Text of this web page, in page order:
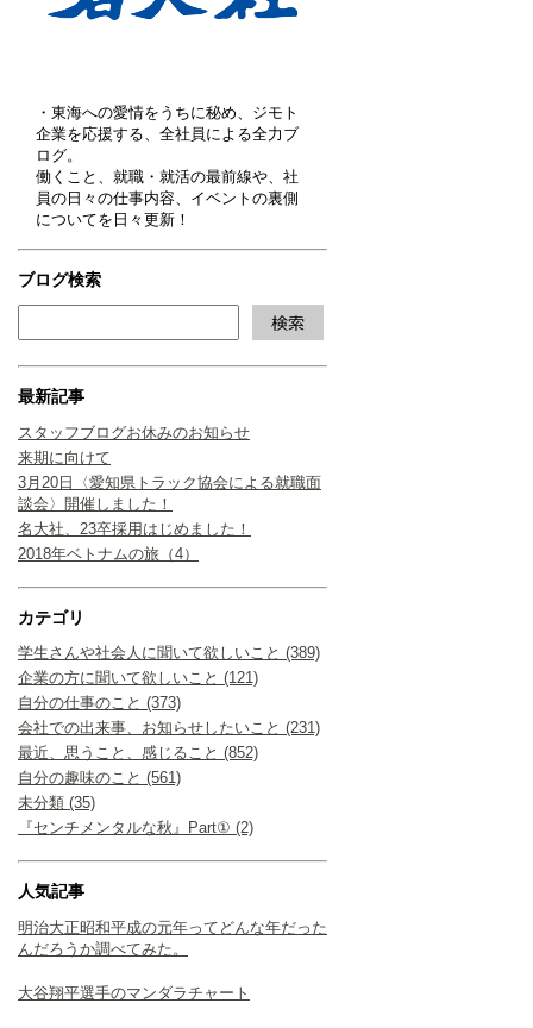
・東海への愛情をうちに秘め、ジモト
企業を応援する、全社員による全力ブ
ログ。
働くこと、就職・就活の最前線や、社
員の日々の仕事内容、イベントの裏側
についてを日々更新！
ブログ検索
最新記事
スタッフブログお休みのお知らせ
来期に向けて
3月20日〈愛知県トラック協会による就職面
談会〉開催しました！
名大社、23卒採用はじめました！
2018年ベトナムの旅（4）
カテゴリ
学生さんや社会人に聞いて欲しいこと (389)
企業の方に聞いて欲しいこと (121)
自分の仕事のこと (373)
会社での出来事、お知らせしたいこと (231)
最近、思うこと、感じること (852)
自分の趣味のこと (561)
未分類 (35)
『センチメンタルな秋』Part① (2)
人気記事
明治大正昭和平成の元年ってどんな年だった
んだろうか調べてみた。
大谷翔平選手のマンダラチャート